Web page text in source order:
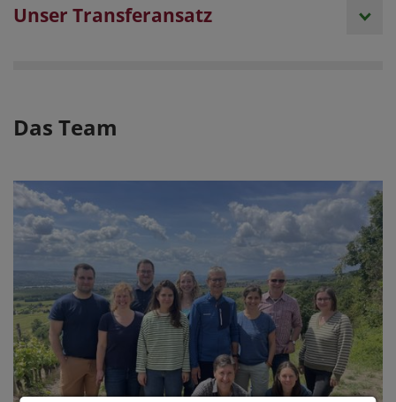
Unser Transferansatz
Das Team